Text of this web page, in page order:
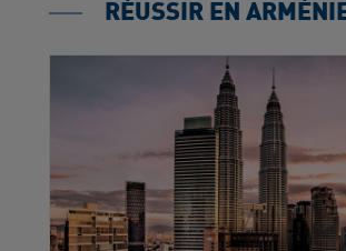
RÉUSSIR EN